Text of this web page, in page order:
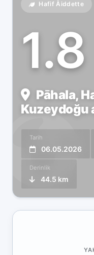
Hafif Åiddette
Pāhala,
Kuzeydoğu
Tarih
06.05.2026
Derinlik
44.5 km